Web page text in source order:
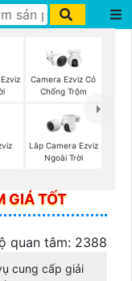
Camera Ezviz Có
Chống Trộm
Lắp Camera Ezviz
Ngoài Trời
GIÁ TỐT
quan tâm: 2388
cung cấp giải